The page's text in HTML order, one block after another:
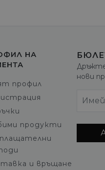
НА
профил
продукти
и връщане
нови